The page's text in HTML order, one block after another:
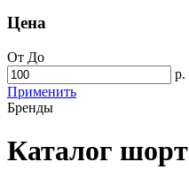
Цена
От До
р.
Применить
Бренды
Каталог шорт